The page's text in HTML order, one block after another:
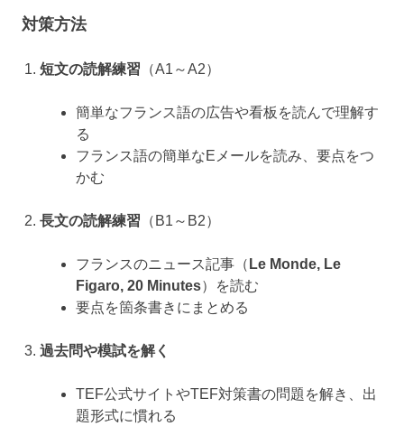
対策方法
短文の読解練習 （A1～A2）
簡単なフランス語の広告や看板を読んで理解す
る
フランス語の簡単なEメールを読み、要点をつ
かむ
長文の読解練習 （B1～B2）
フランスのニュース記事（ Le Monde, Le
Figaro, 20 Minutes）を読む
要点を箇条書きにまとめる
過去問や模試を解く
TEF公式サイトやTEF対策書の問題を解き、出
題形式に慣れる